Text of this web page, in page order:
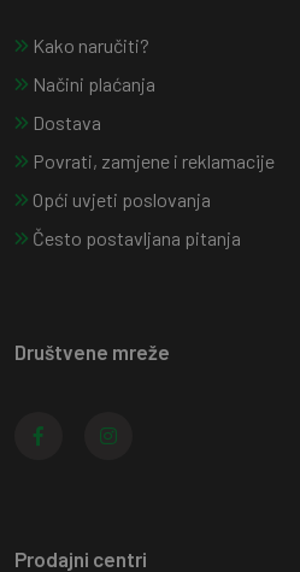
Kako naručiti?
Načini plaćanja
Dostava
Povrati, zamjene i reklamacije
Opći uvjeti poslovanja
Često postavljana pitanja
Društvene mreže
Prodajni centri